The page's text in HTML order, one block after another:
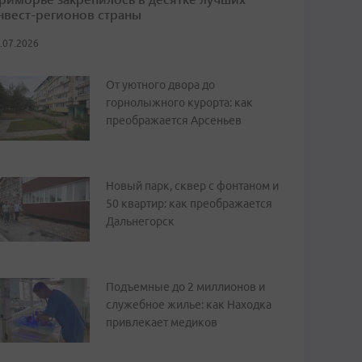
регионов страны
От уютного двора до
горнолыжного курорта: как
преображается Арсеньев
Новый парк, сквер с фонтаном и
50 квартир: как преображается
Дальнегорск
Подъемные до 2 миллионов и
служебное жилье: как Находка
привлекает медиков